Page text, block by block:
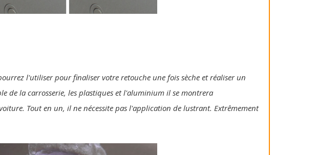
l'utiliser pour finaliser votre retouche une fois sèche et réaliser un
de la carrosserie, les plastiques et l'aluminium il se montrera
Tout en un, il ne nécessite pas l'application de lustrant. Extrêmement